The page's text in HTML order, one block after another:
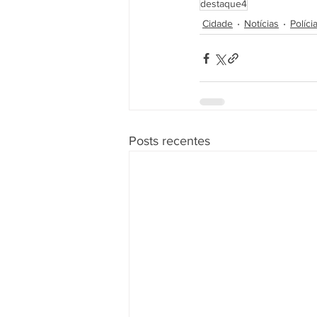
destaque4
Cidade
Notícias Polícia
Posts recentes